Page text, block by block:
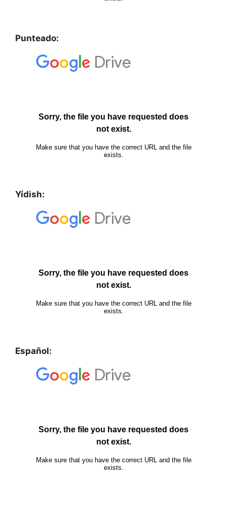
Punteado:
Yídish:
Español: